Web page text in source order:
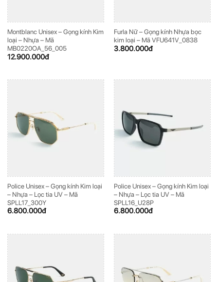
Montblanc Unisex – Gọng kính Kim
loại – Nhựa – Mã
MB0220OA_56_005
12.900.000đ
Furla Nữ – Gọng kính Nhựa bọc
kim loại – Mã VFU641V_0838
3.800.000đ
Police Unisex – Gọng kính Kim loại
– Nhựa – Lọc tia UV – Mã
SPLL17_300Y
6.800.000đ
Police Unisex – Gọng kính Kim loại
– Nhựa – Lọc tia UV – Mã
SPLL16_U28P
6.800.000đ